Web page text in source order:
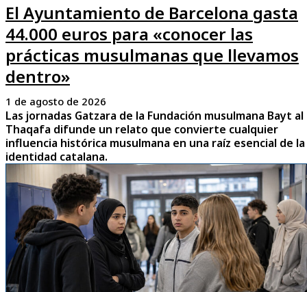
El Ayuntamiento de Barcelona gasta
44.000 euros para «conocer las
prácticas musulmanas que llevamos
dentro»
1 de agosto de 2026
Las jornadas Gatzara de la Fundación musulmana Bayt al
Thaqafa difunde un relato que convierte cualquier
influencia histórica musulmana en una raíz esencial de la
identidad catalana.